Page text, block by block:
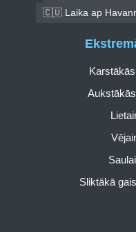
🇨🇺 Laika ap
Sliktākā